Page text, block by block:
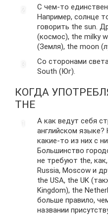
С чем-то
Например, солнце
говорить the sun.
(космос), the milky
(Земля), the moon
Со сторонами
South (Юг).
КОГДА
THE
А как ведут себя
английском языке?
какие-то из них с
Большинство
не требуют the,
Russia, Moscow и
the USA, the UK
Kingdom), the
больше правило,
названии